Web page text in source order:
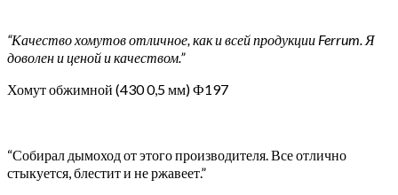
“Качество хомутов отличное, как и всей продукции Ferrum. Я
доволен и ценой и качеством.”
Хомут обжимной (430 0,5 мм) Ф197
“Собирал дымоход от этого производителя. Все отлично
стыкуется, блестит и не ржавеет.”